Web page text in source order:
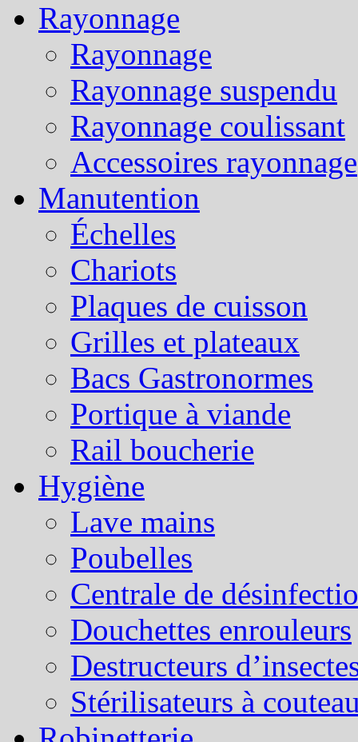
Rayonnage
Rayonnage
Rayonnage suspendu
Rayonnage coulissant
Accessoires rayonnage
Manutention
Échelles
Chariots
Plaques de cuisson
Grilles et plateaux
Bacs Gastronormes
Portique à viande
Rail boucherie
Hygiène
Lave mains
Poubelles
Centrale de
Douchettes enrouleurs
Destructeurs
Stérilisateurs à